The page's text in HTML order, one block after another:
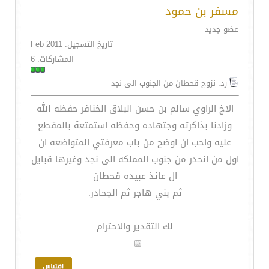
مسفر بن حمود
عضو جديد
تاريخ التسجيل: Feb 2011
المشاركات: 6
رد: نزوح قحطان من الجنوب الى نجد
الاخ الراوي سالم بن حسن البلاق الخنافر حفظه الله
وزادنا بذاكرته وجتهاده وحفظه استمتعة بالمقطع
عليه واحب ان اوضح من باب معرفتي المتواضعه ان
اول من انحدر من جنوب المملكه الى نجد وغيرها قبايل
ال عائذ عبيده قحطان
ثم بني هاجر ثم الجحادر.
لك التقدير والاحترام